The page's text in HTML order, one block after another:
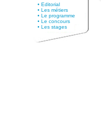
• Editorial
• Les métiers
• Le programme
• Le concours
• Les stages